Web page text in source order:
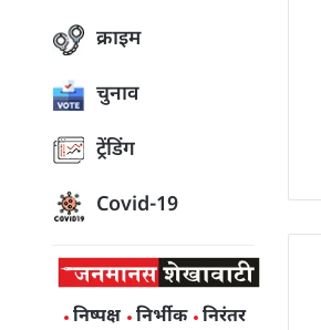
क्राइम
चुनाव
ट्रेंडिंग
Covid-19
निष्पक्ष निर्भीक निरंतर